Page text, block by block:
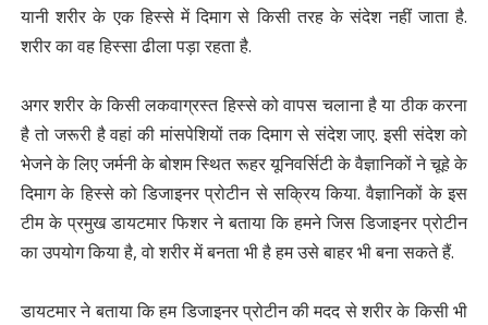
यानी शरीर के एक हिस्से में दिमाग से किसी तरह के संदेश नहीं जाता है.
शरीर का वह हिस्सा ढीला पड़ा रहता है.
अगर शरीर के किसी लकवाग्रस्त हिस्से को वापस चलाना है या ठीक करना
है तो जरूरी है वहां की मांसपेशियों तक दिमाग से संदेश जाए. इसी संदेश को
भेजने के लिए जर्मनी के बोशम स्थित रूहर यूनिवर्सिटी के वैज्ञानिकों ने चूहे के
दिमाग के हिस्से को डिजाइनर प्रोटीन से सक्रिय किया. वैज्ञानिकों के इस
टीम के प्रमुख डायटमार फिशर ने बताया कि हमने जिस डिजाइनर प्रोटीन
का उपयोग किया है, वो शरीर में बनता भी है हम उसे बाहर भी बना सकते हैं.
डायटमार ने बताया कि हम डिजाइनर प्रोटीन की मदद से शरीर के किसी भी